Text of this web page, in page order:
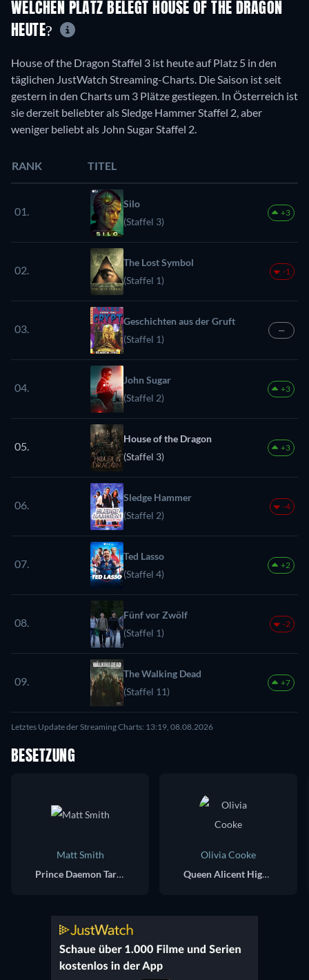
WELCHEN PLATZ BELEGT HOUSE OF THE DRAGON
HEUTE?
House of the Dragon Staffel 3 ist heute auf Platz 5 in den
täglichen JustWatch Streaming-Charts. Die Saison ist seit
gestern in den Charts um 3 Plätze gestiegen. In Österreich ist
sie derzeit beliebter als Sledge Hammer Staffel 2, aber
weniger beliebt als John Sugar Staffel 2.
RANK TITEL
01.
Silo
(Staffel 3)
+3
02.
The Lost Symbol
(Staffel 1)
-1
03.
Geschichten aus der Gruft
(Staffel 1)
—
04.
John Sugar
(Staffel 2)
+3
05.
House of the Dragon
(Staffel 3)
+3
06.
Sledge Hammer
(Staffel 2)
-4
07.
Ted Lasso
(Staffel 4)
+2
08.
Fünf vor Zwölf
(Staffel 1)
-2
09.
The Walking Dead
(Staffel 11)
+7
Letztes Update der Streaming Charts: 13:19, 08.08.2026
BESETZUNG
Matt Smith
Prince Daemon Targaryen
Olivia Cooke
Queen Alicent Hightower